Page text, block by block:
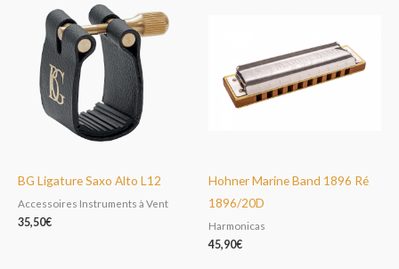
BG Ligature Saxo Alto L12
Accessoires Instruments à Vent
35,50€
Hohner Marine Band 1896 Ré
1896/20D
Harmonicas
45,90€